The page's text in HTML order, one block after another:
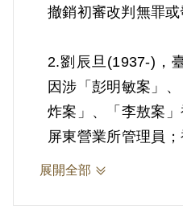
撤銷初審改判無罪或
2.劉辰旦(1937-)，
因涉「彭明敏案」
炸案」、「李敖案
屏東營業所管理員
司令部保安總處地下
展開全部